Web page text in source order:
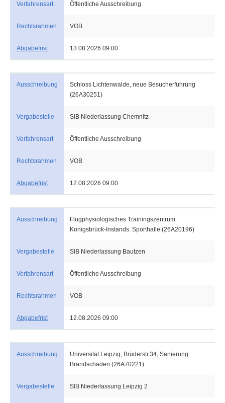
Verfahrensart Öffentliche Ausschreibung
Rechtsrahmen VOB
Abgabefrist 13.08.2026 09:00
Ausschreibung
Schloss Lichtenwalde, neue Besucherführung
(26A30251)
Vergabestelle SIB Niederlassung Chemnitz
Verfahrensart Öffentliche Ausschreibung
Rechtsrahmen VOB
Abgabefrist 12.08.2026 09:00
Ausschreibung
Flugphysiologisches Trainingszentrum
Königsbrück-Instands. Sporthalle (26A20196)
Vergabestelle SIB Niederlassung Bautzen
Verfahrensart Öffentliche Ausschreibung
Rechtsrahmen VOB
Abgabefrist 12.08.2026 09:00
Ausschreibung
Universität Leipzig, Brüderstr.34, Sanierung
Brandschaden (26A70221)
Vergabestelle SIB Niederlassung Leipzig 2